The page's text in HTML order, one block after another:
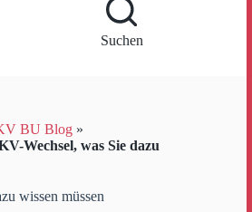
Suchen
BU Blog »
Wechsel, was Sie dazu
wissen müssen